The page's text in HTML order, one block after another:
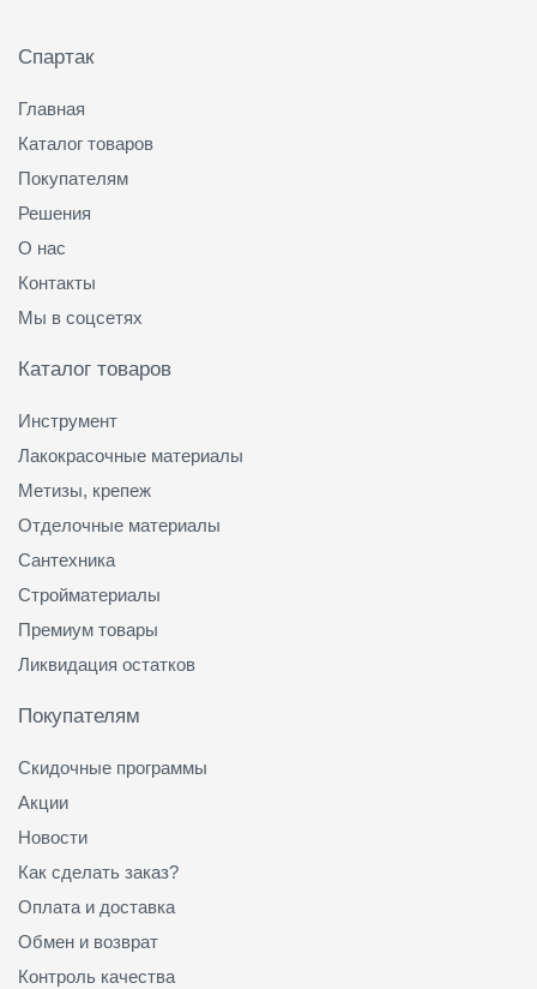
Спартак
Главная
Каталог товаров
Покупателям
Решения
О нас
Контакты
Мы в соцсетях
Каталог товаров
Инструмент
Лакокрасочные материалы
Метизы, крепеж
Отделочные материалы
Сантехника
Стройматериалы
Премиум товары
Ликвидация остатков
Покупателям
Скидочные программы
Акции
Новости
Как сделать заказ?
Оплата и доставка
Обмен и возврат
Контроль качества